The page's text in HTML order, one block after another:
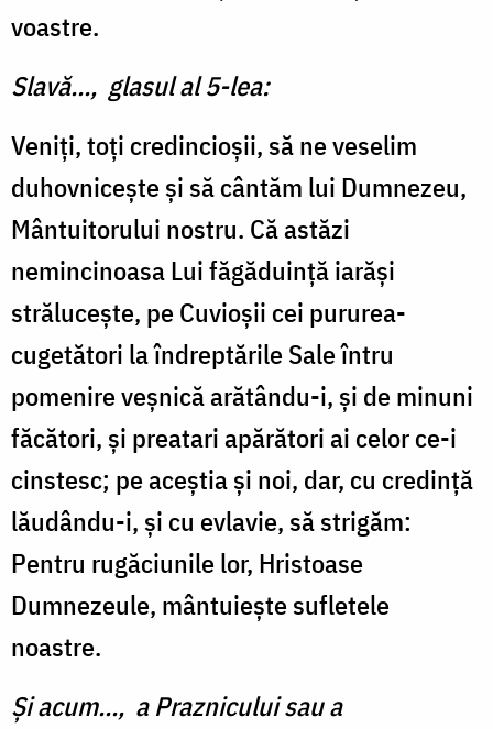
voastre.
Slavă..., glasul al 5-lea:
Veniți, toți credincioșii, să ne veselim
duhovnicește și să cântăm lui Dumnezeu,
Mântuitorului nostru. Că astăzi
nemincinoasa Lui făgăduință iarăși
strălucește, pe Cuvioșii cei pururea-
cugetători la îndreptările Sale întru
pomenire veșnică arătându-i, și de minuni
făcători, și preatari apărători ai celor ce-i
cinstesc; pe aceștia și noi, dar, cu credință
lăudându-i, și cu evlavie, să strigăm:
Pentru rugăciunile lor, Hristoase
Dumnezeule, mântuiește sufletele
noastre.
Şi acum..., a Praznicului sau a